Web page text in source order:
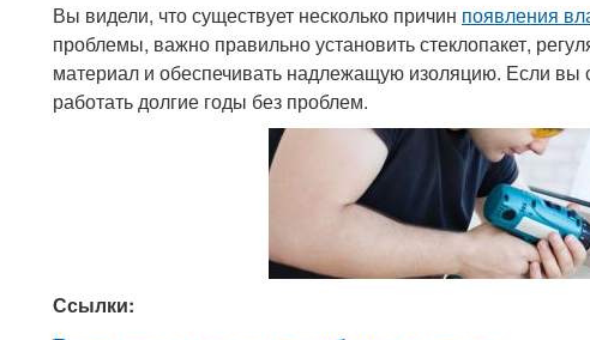
Вы видели, что существует несколько причин появления
проблемы, важно правильно установить стеклопакет,
материал и обеспечивать надлежащую изоляцию. Если вы
работать долгие годы без проблем.
Ссылки: